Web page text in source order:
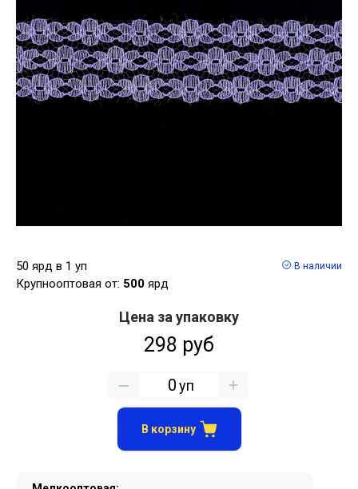
50 ярд в 1 уп
Крупнооптовая от: 500 ярд
В наличии
Цена за упаковку
298 руб
уп
В корзину